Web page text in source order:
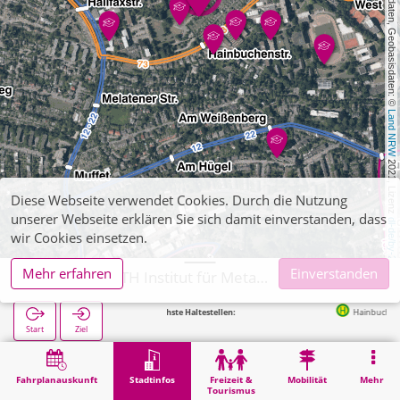
, Kartendaten, Geobasisdaten: ©
Land NRW
2021, Lizenz
dl-de/by-2-0
Fahrplanauskunft Stadtinfos
Freizeit &
Tourismus
Mobilität Mehr
Start Ziel
Nächste Haltestellen: Hainbuchenstraße in 170m
Stadtinfos Hochschul-Institute Aachen, RWTH Institut für Metallkunde/Metallphysik
Diese Webseite verwendet Cookies. Durch die Nutzung
unserer Webseite erklären Sie sich damit einverstanden, dass
wir Cookies einsetzen.
Mehr erfahren
Einverstanden